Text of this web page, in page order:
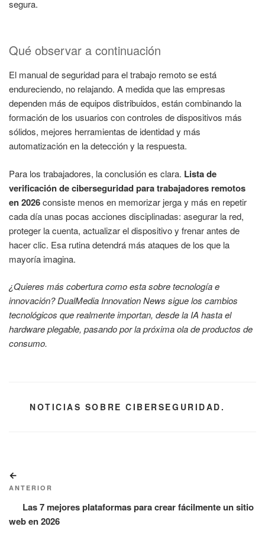
segura.
Qué observar a continuación
El manual de seguridad para el trabajo remoto se está
endureciendo, no relajando. A medida que las empresas
dependen más de equipos distribuidos, están combinando la
formación de los usuarios con controles de dispositivos más
sólidos, mejores herramientas de identidad y más
automatización en la detección y la respuesta.
Para los trabajadores, la conclusión es clara. Lista de
verificación de ciberseguridad para trabajadores remotos
en 2026consiste menos en memorizar jerga y más en repetir
cada día unas pocas acciones disciplinadas: asegurar la red,
proteger la cuenta, actualizar el dispositivo y frenar antes de
hacer clic. Esa rutina detendrá más ataques de los que la
mayoría imagina.
¿Quieres más cobertura como esta sobre tecnología e
innovación? DualMedia Innovation News sigue los cambios
tecnológicos que realmente importan, desde la IA hasta el
hardware plegable, pasando por la próxima ola de productos de
consumo.
CATEGORÍAS
NOTICIAS SOBRE CIBERSEGURIDAD.
de
entradas
anterior:
ANTERIOR
Las 7 mejores plataformas para crear fácilmente un sitio
web en 2026